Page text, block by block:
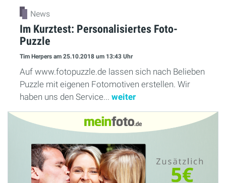
News
Im Kurztest: Personalisiertes Foto-
Puzzle
Tim Herpers am 25.10.2018 um 13:43 Uhr
Auf www.fotopuzzle.de lassen sich nach Belieben
Puzzle mit eigenen Fotomotiven erstellen. Wir
haben uns den Service... weiter